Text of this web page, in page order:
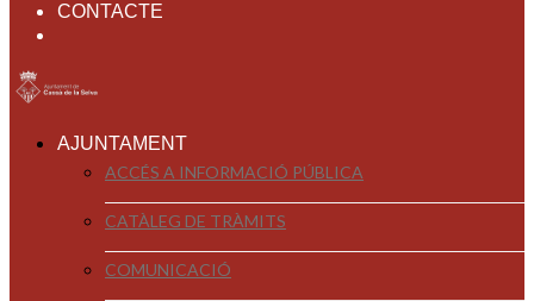
CONTACTE
AJUNTAMENT
ACCÉS A INFORMACIÓ PÚBLICA
CATÀLEG DE TRÀMITS
COMUNICACIÓ